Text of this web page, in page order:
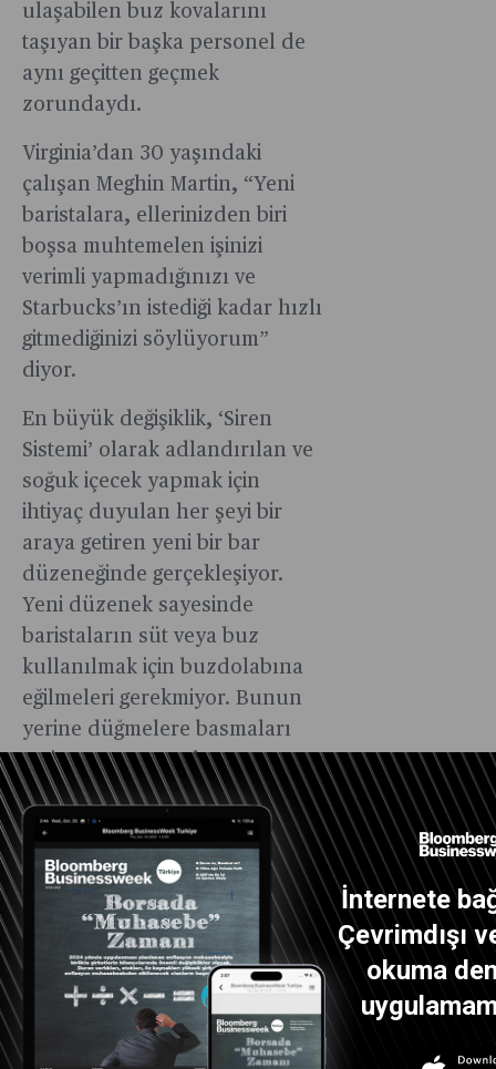
İnternete
Çevrimdışı
okuma
ulaşabilen buz kovalarını
taşıyan bir başka personel de
aynı geçitten geçmek
zorundaydı.
Virginia’dan 30 yaşındaki
çalışan Meghin Martin, “Yeni
baristalara, ellerinizden biri
boşsa muhtemelen işinizi
verimli yapmadığınızı ve
Starbucks’ın istediği kadar hızlı
gitmediğinizi söylüyorum”
diyor.
En büyük değişiklik, ‘Siren
Sistemi’ olarak adlandırılan ve
soğuk içecek yapmak için
ihtiyaç duyulan her şeyi bir
araya getiren yeni bir bar
düzeneğinde gerçekleşiyor.
Yeni düzenek sayesinde
baristaların süt veya buz
kullanılmak için buzdolabına
eğilmeleri gerekmiyor. Bunun
yerine düğmelere basmaları
yetiyor. Karıştırıcılar ve şurup
pompaları ise hemen
ulaşabilecekleri mesafede
duruyor. Ancak ‘Siren Sistemi’
hâli hazırda test ediliyor ve
şirket 2026’ya kadar ABD’deki
satış noktalarının sadece
yüzde 40’ında bu sistemin
getirilebileceğini öngörüyor.
Bank of America Corp. Analisti